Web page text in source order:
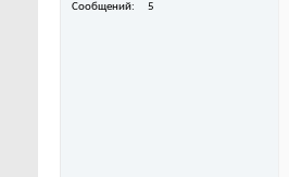
Сообщений
5